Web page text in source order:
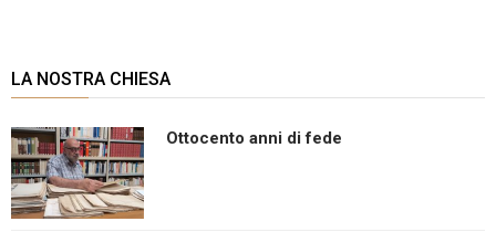
LA NOSTRA CHIESA
Ottocento anni di fede